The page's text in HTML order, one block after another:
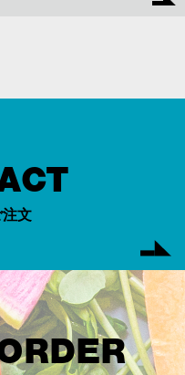
注文